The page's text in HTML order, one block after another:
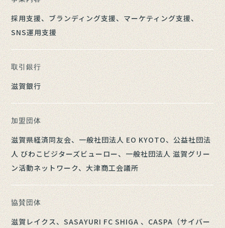
採用支援、ブランディング支援、マーケティング支援、
SNS運用支援
取引銀行
滋賀銀行
加盟団体
滋賀県経済同友会、一般社団法人 EO KYOTO、公益社団法
人 びわこビジターズビューロー、一般社団法人 滋賀グリー
ン活動ネットワーク、大津商工会議所
協賛団体
滋賀レイクス、SASAYURI FC SHIGA 、CASPA（サイバー